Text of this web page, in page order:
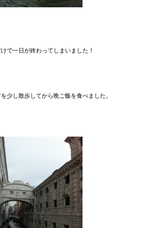
で一日が終わってしまいました！
少し散歩してから晩ご飯を食べました。